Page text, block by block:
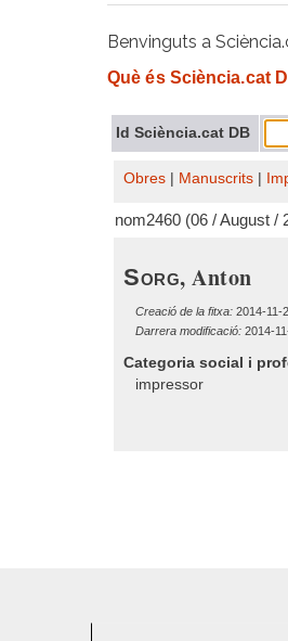
Benvinguts a
Què és Sciència.cat
Id Sciència.cat DB
Obres Manuscrits
nom2460 (06 / August /
Sorg, Anton
Creació de la fitxa: 2014-11-
Darrera modificació: 2014-
Categoria social i
impressor